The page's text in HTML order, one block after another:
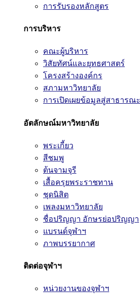
การรับรองหลักสูตร
การบริหาร
คณะผู้บริหาร
วิสัยทัศน์และยุทธศาสตร์
โครงสร้างองค์กร
สภามหาวิทยาลัย
การเปิดเผยข้อมูลสู่สาธารณะ
อัตลักษณ์มหาวิทยาลัย
พระเกี้ยว
สีชมพู
ต้นจามจุรี
เสื้อครุยพระราชทาน
ชุดนิสิต
เพลงมหาวิทยาลัย
ชื่อปริญญา อักษรย่อปริญญา
แบรนด์จุฬาฯ
ภาพบรรยากาศ
ติดต่อจุฬาฯ
หน่วยงานของจุฬาฯ